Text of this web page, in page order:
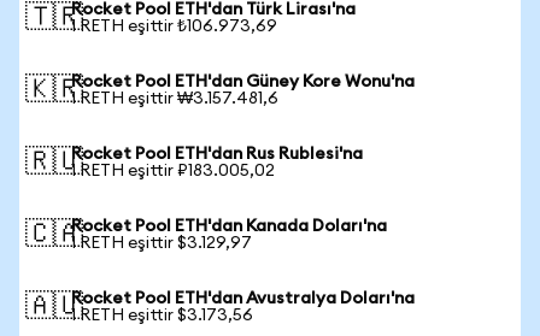
🇹🇷Rocket Pool ETH'dan Türk Lirası'na
1 RETH eşittir ₺106.973,69
🇰🇷Rocket Pool ETH'dan Güney Kore Wonu'na
1 RETH eşittir ₩3.157.481,6
🇷🇺Rocket Pool ETH'dan Rus Rublesi'na
1 RETH eşittir ₽183.005,02
🇨🇦Rocket Pool ETH'dan Kanada Doları'na
1 RETH eşittir $3.129,97
🇦🇺Rocket Pool ETH'dan Avustralya Doları'na
1 RETH eşittir $3.173,56